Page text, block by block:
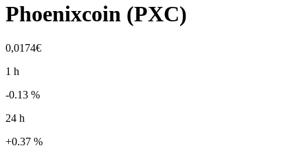
Phoenixcoin (PXC)
0,0174€
1 h
-0.13 %
24 h
+0.37 %